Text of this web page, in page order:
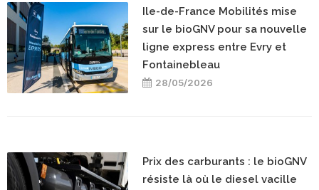
Ile-de-France Mobilités mise
sur le bioGNV pour sa nouvelle
ligne express entre Evry et
Fontainebleau
28/05/2026
Prix des carburants : le bioGNV
résiste là où le diesel vacille